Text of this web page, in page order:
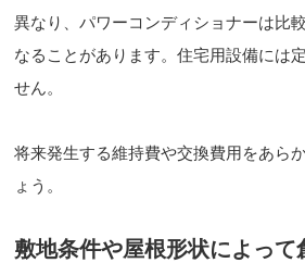
異なり、パワーコンディショナーは比
なることがあります。住宅用設備には
せん。
将来発生する維持費や交換費用をあら
ょう。
敷地条件や屋根形状によって